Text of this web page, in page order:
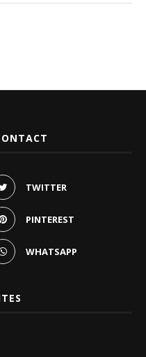
TWITTER
PINTEREST
WHATSAPP